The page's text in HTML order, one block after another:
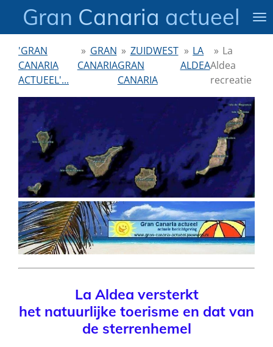
direct
hoofdinhoud
Gran Canaria actueel
'GRAN
CANARIA
ACTUEEL'...
» GRAN
CANARIA
» ZUIDWEST
GRAN
CANARIA
» LA
ALDEA
» La
Aldea
recreatie
La Aldea versterkt
het natuurlijke toerisme en dat van
de sterrenhemel